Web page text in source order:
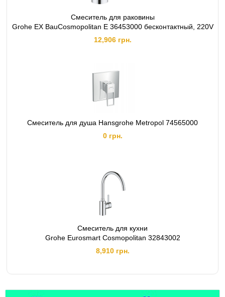
Смеситель для раковины
Grohe EX BauCosmopolitan E 36453000 бесконтактный, 220V
12,906 грн.
Смеситель для душа Hansgrohe Metropol 74565000
0 грн.
Смеситель для кухни
Grohe Eurosmart Cosmopolitan 32843002
8,910 грн.